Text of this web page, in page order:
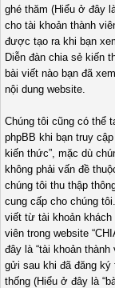
ghé thăm (Hiểu ở đây
cho tài khoản thành
được tạo ra khi bạn
Diễn đàn chia sẻ kiến
bài viết nào bạn đã
nội dung website.
Chúng tôi cũng có thể
phpBB khi bạn truy
kiến thức”, mặc dù
không phải vấn đề
chúng tôi thu thập
cung cấp cho chúng
viết từ tài khoản khách
viên trong website
đây là “tài khoản
gửi sau khi đã đăng ký
thống (Hiểu ở đây là